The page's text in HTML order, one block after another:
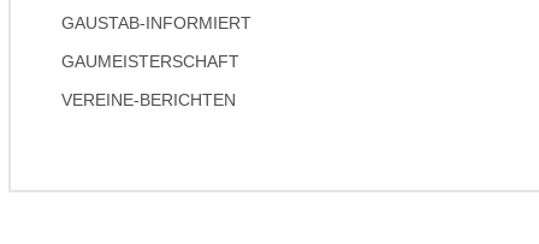
GAUSTAB-INFORMIERT
GAUMEISTERSCHAFT
VEREINE-BERICHTEN